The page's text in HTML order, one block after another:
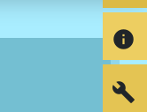
info
build